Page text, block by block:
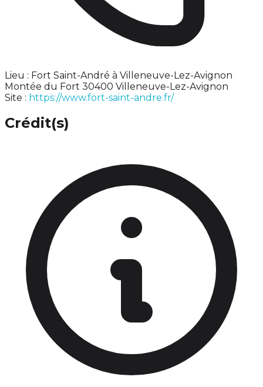
Lieu : Fort Saint-André à Villeneuve-Lez-Avignon
Montée du Fort 30400 Villeneuve-Lez-Avignon
Site : https://www.fort-saint-andre.fr/
Crédit(s)